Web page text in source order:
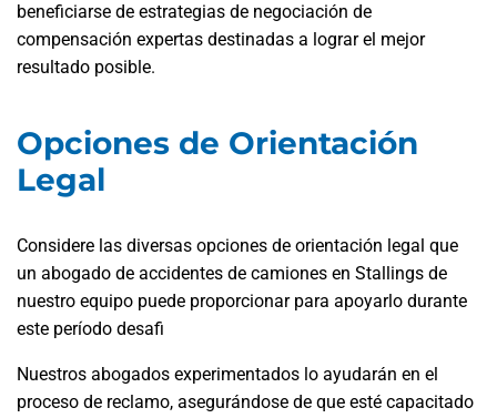
beneficiarse de estrategias de negociación de
compensación expertas destinadas a lograr el mejor
resultado posible.
Opciones de Orientación
Legal
Considere las diversas opciones de orientación legal que
un abogado de accidentes de camiones en Stallings de
nuestro equipo puede proporcionar para apoyarlo durante
este período desafi
Nuestros abogados experimentados lo ayudarán en el
proceso de reclamo, asegurándose de que esté capacitado